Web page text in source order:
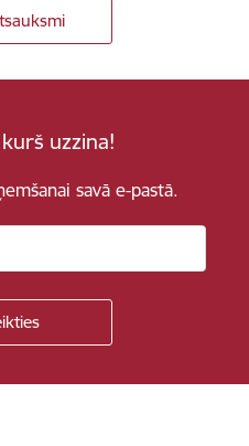
uzzina!
savā e-pastā.